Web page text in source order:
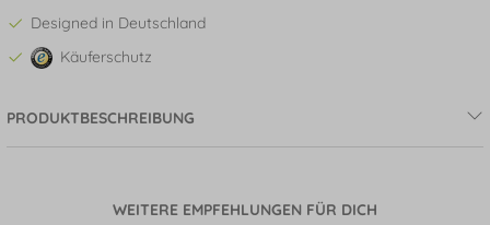
Designed in Deutschland
Käuferschutz
PRODUKTBESCHREIBUNG
WEITERE EMPFEHLUNGEN FÜR DICH